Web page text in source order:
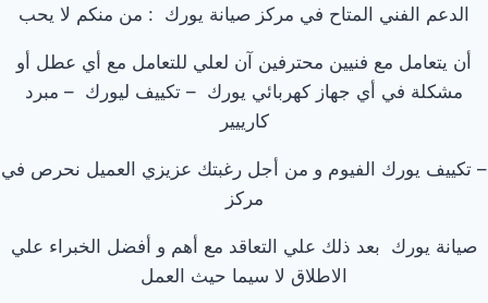
الدعم الفني المتاح في مركز صيانة يورك : من منكم لا يحب
أن يتعامل مع فنيين محترفين آن لعلي للتعامل مع أي عطل أو
مشكلة في أي جهاز كهربائي يورك – تكييف ليورك – مبرد
كارييير
– تكييف يورك الفيوم و من أجل رغبتك عزيزي العميل نحرص في
مركز
صيانة يورك بعد ذلك علي التعاقد مع أهم و أفضل الخبراء علي
الاطلاق لا سيما حيث العمل